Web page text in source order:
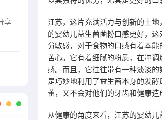
享
江苏，这片充满活力与创新的土
的婴幼儿益生菌菌粉口感更好，
分敏感，对于食物的口感有着本
苦心。它有着细腻的粉质，在冲
感。而且，它往往带有一种淡淡
是巧妙地利用了益生菌本身的发
蕾，又不会对他们的牙齿和健康造
从健康的角度来看，江苏的婴幼